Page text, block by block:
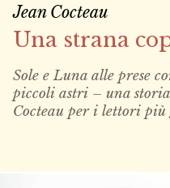
Jean Cocteau
Una strana
Sole e Luna alle prese
piccoli astri – una
Cocteau per i lettori